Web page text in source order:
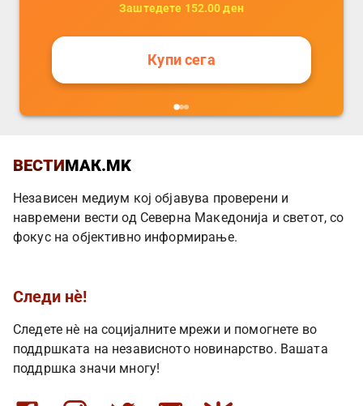
Заштедете 152.00 ден
Купи сега
ВЕСТИМАК.MK
Независен медиум кој објавува проверени и
навремени вести од Северна Македонија и светот, со
фокус на објективно информирање.
Следи нè!
Следете нè на социјалните мрежи и помогнете во
поддршката на независното новинарство. Вашата
поддршка значи многу!